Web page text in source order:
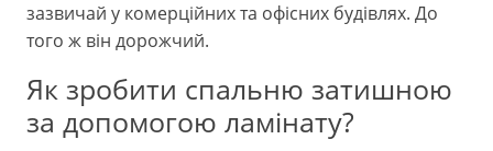
зазвичай у комерційних та офісних будівлях. До
того ж він дорожчий.
Як зробити спальню затишною
за допомогою ламінату?